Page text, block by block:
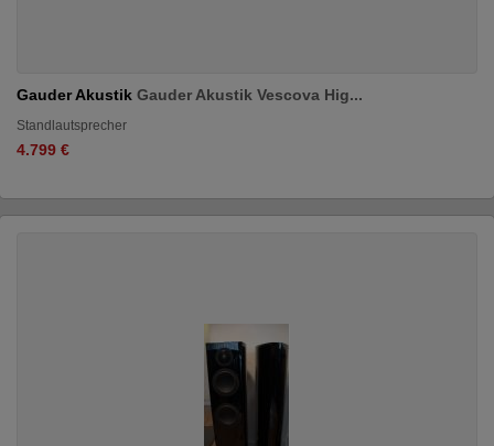
Gauder Akustik Gauder Akustik Vescova Hig...
Standlautsprecher
4.799 €